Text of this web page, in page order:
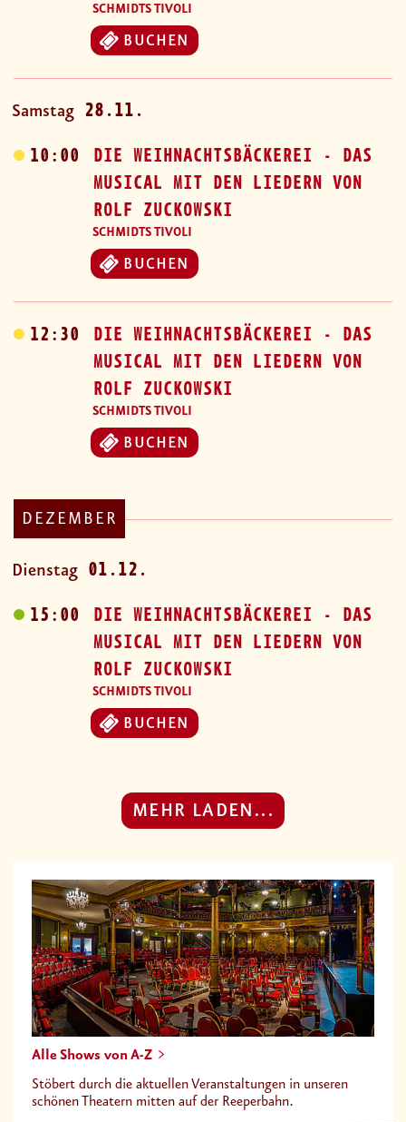
SCHMIDTS TIVOLI
BUCHEN
Samstag 28.11.
10:00
DIE WEIHNACHTSBÄCKEREI - DAS
MUSICAL MIT DEN LIEDERN VON
ROLF ZUCKOWSKI
SCHMIDTS TIVOLI
BUCHEN
12:30
DIE WEIHNACHTSBÄCKEREI - DAS
MUSICAL MIT DEN LIEDERN VON
ROLF ZUCKOWSKI
SCHMIDTS TIVOLI
BUCHEN
DEZEMBER
Dienstag 01.12.
15:00
DIE WEIHNACHTSBÄCKEREI - DAS
MUSICAL MIT DEN LIEDERN VON
ROLF ZUCKOWSKI
SCHMIDTS TIVOLI
BUCHEN
MEHR LADEN...
Alle Shows von A-Z
Stöbert durch die aktuellen Veranstaltungen in unseren
schönen Theatern mitten auf der Reeperbahn.